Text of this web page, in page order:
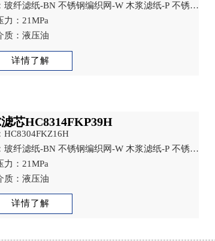
玻纤滤纸-BN 不锈钢编织网-W 木浆滤纸-P 不锈钢
-V
力：21MPa
质：液压油
详情了解
芯HC8314FKP39H
HC8304FKZ16H
玻纤滤纸-BN 不锈钢编织网-W 木浆滤纸-P 不锈钢
-V
力：21MPa
质：液压油
详情了解